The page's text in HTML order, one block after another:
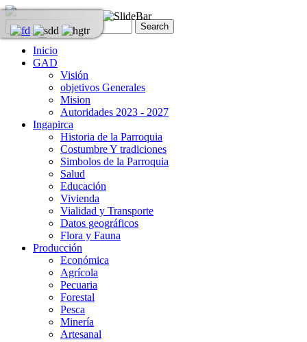
Inicio
GAD
Visión
objetivos Generales
Mision
Autoridades 2023 - 2027
Ingapirca
Historia de la Parroquia
Costumbre Y tradiciones
Simbolos de la Parroquia
Salud
Educación
Vivienda
Vialidad y Transporte
Datos geográficos
Flora y Fauna
Producción
Económica
Agrícola
Pecuaria
Forestal
Pesca
Minería
Artesanal